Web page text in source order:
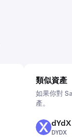
類似資產
如果你對
產。
DYDX dYdX
DYDX